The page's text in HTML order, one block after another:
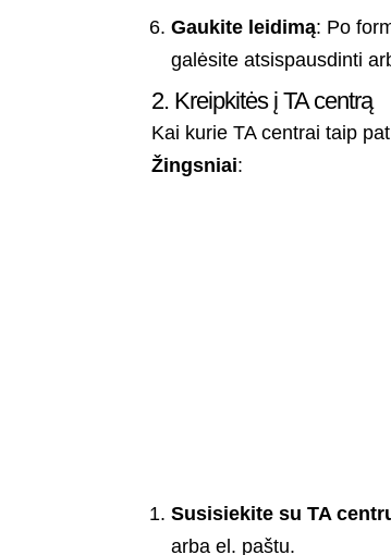
Gaukite leidimą: Po
galėsite atsispausdinti
2. Kreipkitės į TA centrą
Kai kurie TA centrai taip
Žingsniai:
Susisiekite su TA
arba el. paštu.